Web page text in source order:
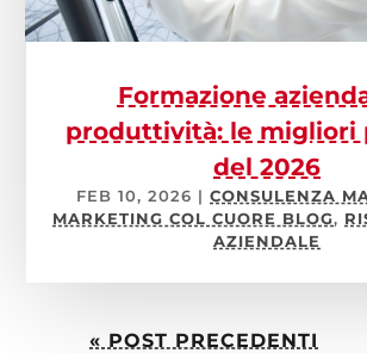
Formazione
produttività: le migliori
del 2026
FEB 10, 2026 | CONSULENZA
MARKETING COL CUORE BLOG,
AZIENDALE
« POST PRECEDENTI